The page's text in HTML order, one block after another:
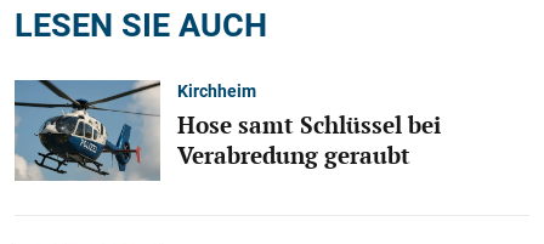
LESEN SIE AUCH
Kirchheim
Hose samt Schlüssel bei
Verabredung geraubt